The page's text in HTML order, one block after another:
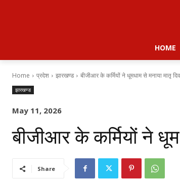
HOME
Home प्रदेश झारखण्ड बीजीआर के कर्मियों ने धूमधाम से मनाया मातृ
झारखण्ड
May 11, 2026
बीजीआर के कर्मियों ने
Share